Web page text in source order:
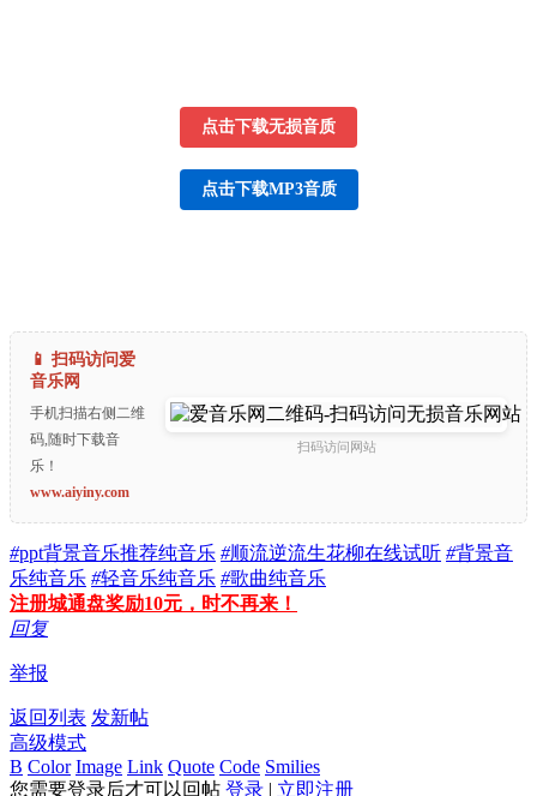
点击下载无损音质
点击下载MP3音质
📱 扫码访问爱
音乐网
手机扫描右侧二维
码,随时下载音
乐！
www.aiyiny.com
扫码访问网站
#ppt背景音乐推荐纯音乐 #顺流逆流生花柳在线试听 #背景音
乐纯音乐 #轻音乐纯音乐 #歌曲纯音乐
注册城通盘奖励10元，时不再来！
回复
举报
返回列表 发新帖
高级模式
B Color Image Link Quote Code Smilies
您需要登录后才可以回帖 登录 | 立即注册